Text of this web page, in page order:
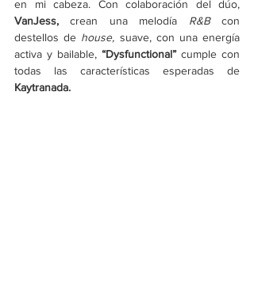
VanJess, crean una melodía R&B con
destellos de house, suave, con una energía
activa y bailable, “Dysfunctional” cumple con
todas las características esperadas de
Kaytranada.